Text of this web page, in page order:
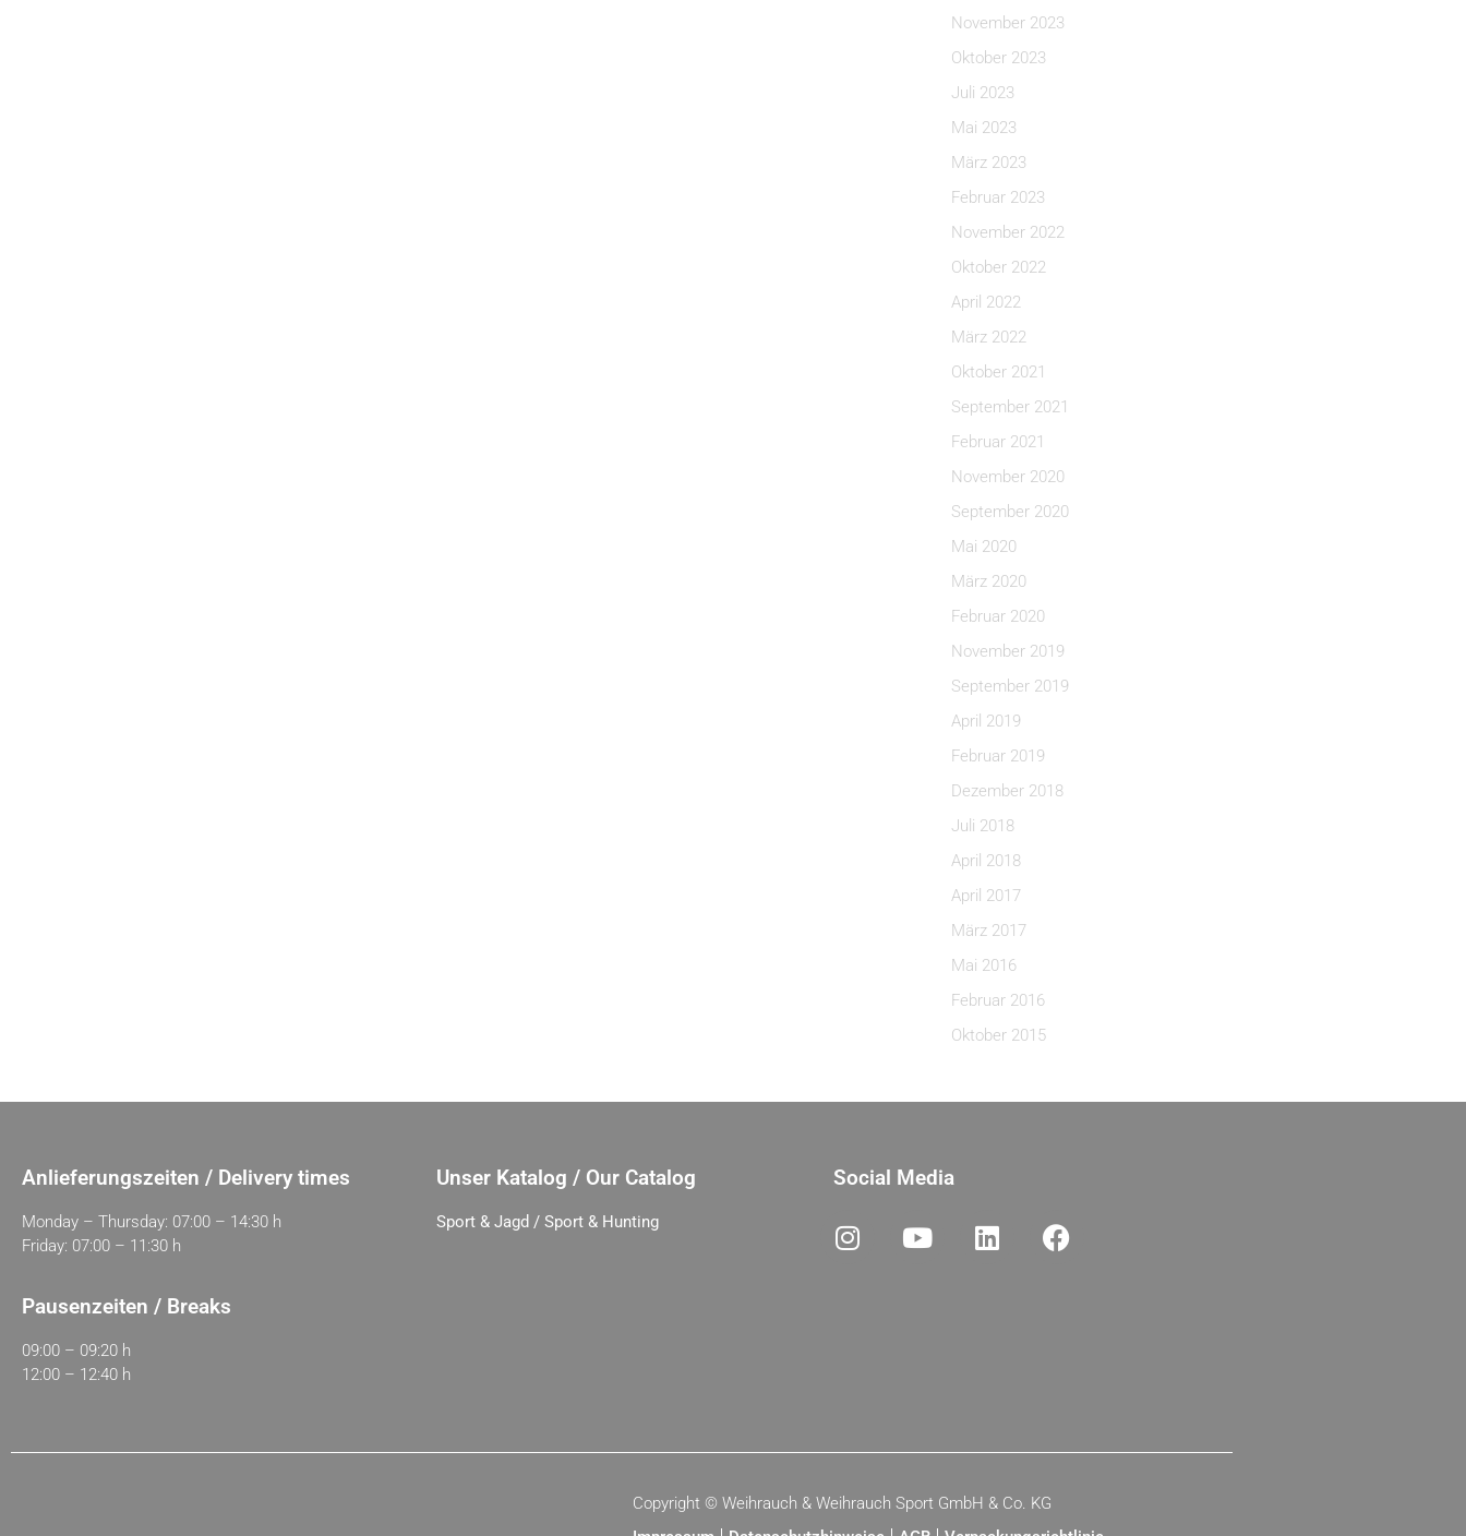
November 2023
Oktober 2023
Juli 2023
Mai 2023
März 2023
Februar 2023
November 2022
Oktober 2022
April 2022
März 2022
Oktober 2021
September 2021
Februar 2021
November 2020
September 2020
Mai 2020
März 2020
Februar 2020
November 2019
September 2019
April 2019
Februar 2019
Dezember 2018
Juli 2018
April 2018
April 2017
März 2017
Mai 2016
Februar 2016
Oktober 2015
Anlieferungszeiten / Delivery times
Monday – Thursday: 07:00 – 14:30 h
Friday: 07:00 – 11:30 h
Pausenzeiten / Breaks
09:00 – 09:20 h
12:00 – 12:40 h
Unser Katalog / Our Catalog
Sport & Jagd / Sport & Hunting
Social Media
Copyright © Weihrauch & Weihrauch Sport GmbH & Co. KG